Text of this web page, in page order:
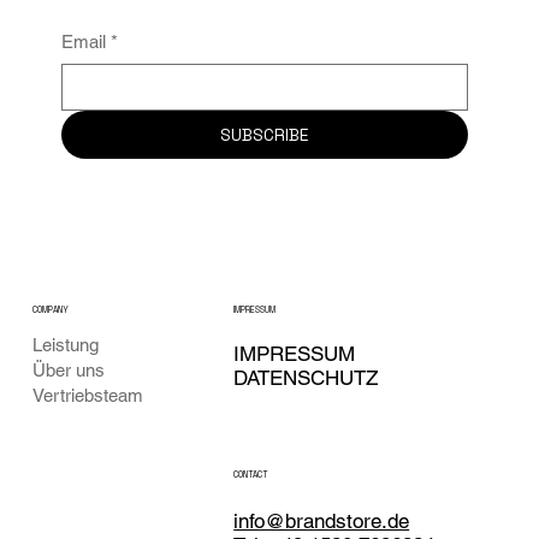
Email *
SUBSCRIBE
Leistung
Über uns
Vertriebsteam
COMPANY IMPRESSUM
DATENSCHUTZ
IMPRESSUM
CONTACT
info@brandstore.de